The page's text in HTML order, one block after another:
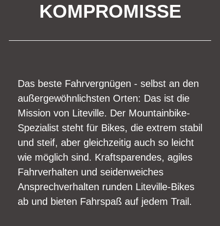
KOMPROMISSE
Das beste Fahrvergnügen - selbst an den
außergewöhnlichsten Orten: Das ist die
Mission von Liteville. Der Mountainbike-
Spezialist steht für Bikes, die extrem stabil
und steif, aber gleichzeitig auch so leicht
wie möglich sind. Kraftsparendes, agiles
Fahrverhalten und seidenweiches
Ansprechverhalten runden Liteville-Bikes
ab und bieten Fahrspaß auf jedem Trail.